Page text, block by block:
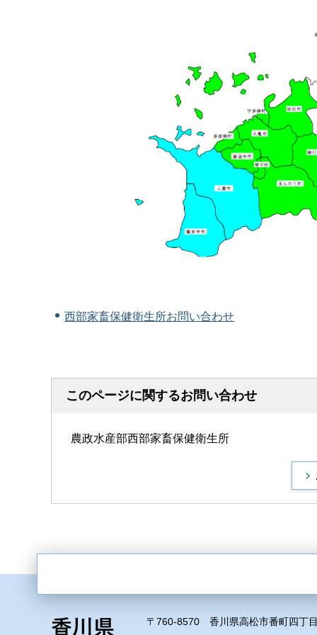
西部家畜保健衛生所お問い合わせ
このページに関するお問い合わせ
農政水産部西部家畜保健衛生所
〒760-8570 香川県高松市番町四丁